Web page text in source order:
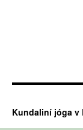
Kundaliní jóga v